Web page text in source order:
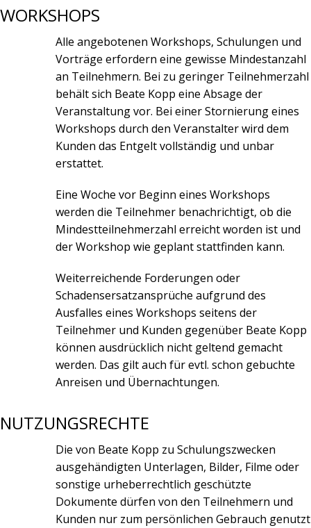
WORKSHOPS
Alle angebotenen Workshops, Schulungen und
Vorträge erfordern eine gewisse Mindestanzahl
an Teilnehmern. Bei zu geringer Teilnehmerzahl
behält sich Beate Kopp eine Absage der
Veranstaltung vor. Bei einer Stornierung eines
Workshops durch den Veranstalter wird dem
Kunden das Entgelt vollständig und unbar
erstattet.
Eine Woche vor Beginn eines Workshops
werden die Teilnehmer benachrichtigt, ob die
Mindestteilnehmerzahl erreicht worden ist und
der Workshop wie geplant stattfinden kann.
Weiterreichende Forderungen oder
Schadensersatzansprüche aufgrund des
Ausfalles eines Workshops seitens der
Teilnehmer und Kunden gegenüber Beate Kopp
können ausdrücklich nicht geltend gemacht
werden. Das gilt auch für evtl. schon gebuchte
Anreisen und Übernachtungen.
NUTZUNGSRECHTE
Die von Beate Kopp zu Schulungszwecken
ausgehändigten Unterlagen, Bilder, Filme oder
sonstige urheberrechtlich geschützte
Dokumente dürfen von den Teilnehmern und
Kunden nur zum persönlichen Gebrauch genutzt